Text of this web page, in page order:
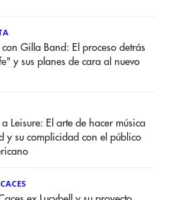
con Gilla Band: El proceso detrás
y sus planes de cara al nuevo
a Leisure: El arte de hacer música
y su complicidad con el público